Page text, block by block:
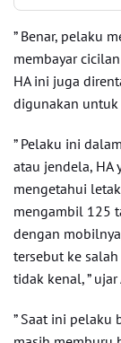
” Benar, pelaku
membayar
HA ini juga
digunakan untuk
” Pelaku ini
atau jendela, HA
mengetahui
mengambil 125
dengan
tersebut ke
tidak kenal, ” ujar
” Saat ini pelaku